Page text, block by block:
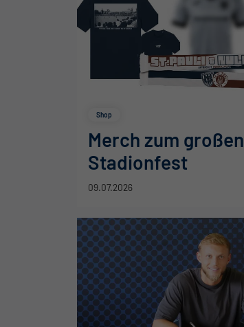
Merch zum großen
Stadionfest
Shop
09.07.2026